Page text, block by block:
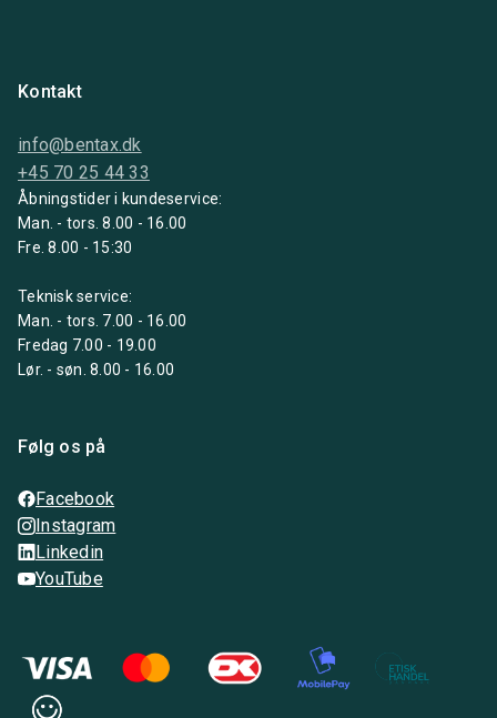
Kontakt
info@bentax.dk
+45 70 25 44 33
Åbningstider i kundeservice:
Man. - tors. 8.00 - 16.00
Fre. 8.00 - 15:30
Teknisk service:
Man. - tors. 7.00 - 16.00
Fredag 7.00 - 19.00
Lør. - søn. 8.00 - 16.00
Følg os på
Facebook
Instagram
Linkedin
YouTube